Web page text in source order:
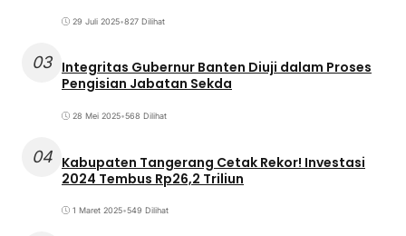
29 Juli 2025•827 Dilihat
03 Integritas Gubernur Banten Diuji dalam Proses
Pengisian Jabatan Sekda
28 Mei 2025•568 Dilihat
04 Kabupaten Tangerang Cetak Rekor! Investasi
2024 Tembus Rp26,2 Triliun
1 Maret 2025•549 Dilihat